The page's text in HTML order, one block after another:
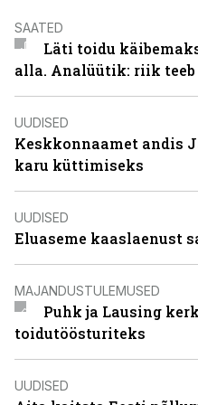
SAATED
Läti toidu
alla. Analüütik: riik
UUDISED
Keskkonnaamet andis
karu küttimiseks
UUDISED
Eluaseme kaaslaenust
MAJANDUSTULEMUSED
Puhk ja Lausing
toidutöösturiteks
UUDISED